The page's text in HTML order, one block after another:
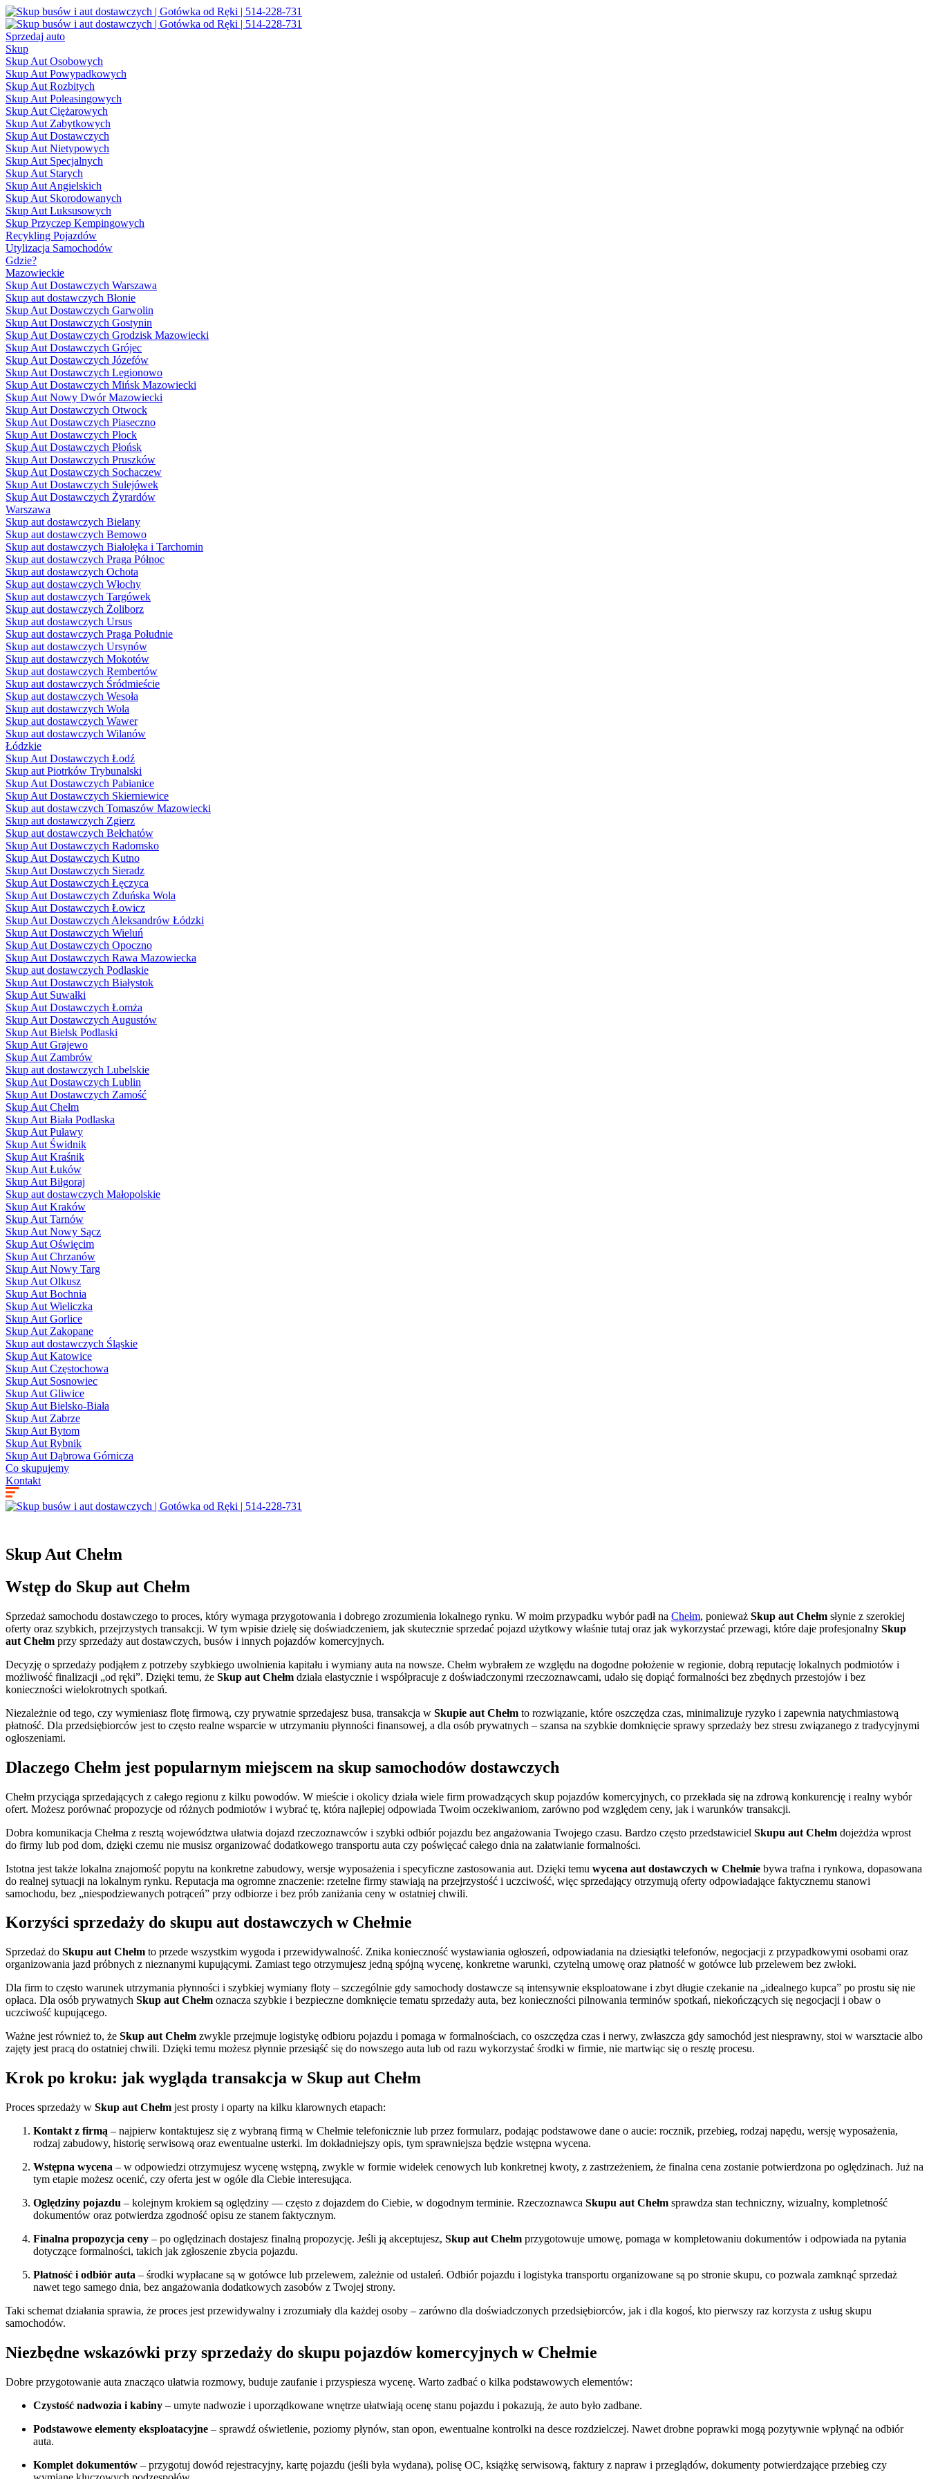
Sprzedaj auto
Skup
Skup Aut Osobowych
Skup Aut Powypadkowych
Skup Aut Rozbitych
Skup Aut Poleasingowych
Skup Aut Ciężarowych
Skup Aut Zabytkowych
Skup Aut Dostawczych
Skup Aut Nietypowych
Skup Aut Specjalnych
Skup Aut Starych
Skup Aut Angielskich
Skup Aut Skorodowanych
Skup Aut Luksusowych
Skup Przyczep Kempingowych
Recykling Pojazdów
Utylizacja Samochodów
Gdzie?
Mazowieckie
Skup Aut Dostawczych Warszawa
Skup aut dostawczych Błonie
Skup Aut Dostawczych Garwolin
Skup Aut Dostawczych Gostynin
Skup Aut Dostawczych Grodzisk Mazowiecki
Skup Aut Dostawczych Grójec
Skup Aut Dostawczych Józefów
Skup Aut Dostawczych Legionowo
Skup Aut Dostawczych Mińsk Mazowiecki
Skup Aut Nowy Dwór Mazowiecki
Skup Aut Dostawczych Otwock
Skup Aut Dostawczych Piaseczno
Skup Aut Dostawczych Płock
Skup Aut Dostawczych Płońsk
Skup Aut Dostawczych Pruszków
Skup Aut Dostawczych Sochaczew
Skup Aut Dostawczych Sulejówek
Skup Aut Dostawczych Żyrardów
Warszawa
Skup aut dostawczych Bielany
Skup aut dostawczych Bemowo
Skup aut dostawczych Białołęka i Tarchomin
Skup aut dostawczych Praga Północ
Skup aut dostawczych Ochota
Skup aut dostawczych Włochy
Skup aut dostawczych Targówek
Skup aut dostawczych Żoliborz
Skup aut dostawczych Ursus
Skup aut dostawczych Praga Południe
Skup aut dostawczych Ursynów
Skup aut dostawczych Mokotów
Skup aut dostawczych Rembertów
Skup aut dostawczych Śródmieście
Skup aut dostawczych Wesoła
Skup aut dostawczych Wola
Skup aut dostawczych Wawer
Skup aut dostawczych Wilanów
Łódzkie
Skup Aut Dostawczych Łodź
Skup aut Piotrków Trybunalski
Skup Aut Dostawczych Pabianice
Skup Aut Dostawczych Skierniewice
Skup aut dostawczych Tomaszów Mazowiecki
Skup aut dostawczych Zgierz
Skup aut dostawczych Bełchatów
Skup Aut Dostawczych Radomsko
Skup Aut Dostawczych Kutno
Skup Aut Dostawczych Sieradz
Skup Aut Dostawczych Łęczyca
Skup Aut Dostawczych Zduńska Wola
Skup Aut Dostawczych Łowicz
Skup Aut Dostawczych Aleksandrów Łódzki
Skup Aut Dostawczych Wieluń
Skup Aut Dostawczych Opoczno
Skup Aut Dostawczych Rawa Mazowiecka
Skup aut dostawczych Podlaskie
Skup Aut Dostawczych Białystok
Skup Aut Suwałki
Skup Aut Dostawczych Łomża
Skup Aut Dostawczych Augustów
Skup Aut Bielsk Podlaski
Skup Aut Grajewo
Skup Aut Zambrów
Skup aut dostawczych Lubelskie
Skup Aut Dostawczych Lublin
Skup Aut Dostawczych Zamość
Skup Aut Chełm
Skup Aut Biała Podlaska
Skup Aut Puławy
Skup Aut Świdnik
Skup Aut Kraśnik
Skup Aut Łuków
Skup Aut Biłgoraj
Skup aut dostawczych Małopolskie
Skup Aut Kraków
Skup Aut Tarnów
Skup Aut Nowy Sącz
Skup Aut Oświęcim
Skup Aut Chrzanów
Skup Aut Nowy Targ
Skup Aut Olkusz
Skup Aut Bochnia
Skup Aut Wieliczka
Skup Aut Gorlice
Skup Aut Zakopane
Skup aut dostawczych Śląskie
Skup Aut Katowice
Skup Aut Częstochowa
Skup Aut Sosnowiec
Skup Aut Gliwice
Skup Aut Bielsko-Biała
Skup Aut Zabrze
Skup Aut Bytom
Skup Aut Rybnik
Skup Aut Dąbrowa Górnicza
Co skupujemy
Kontakt
Skup Aut Chełm
Wstęp do Skup aut Chełm
Sprzedaż samochodu dostawczego to proces, który wymaga przygotowania i dobrego zrozumienia lokalnego rynku. W moim przypadku wybór padł na Chełm, ponieważ Skup aut Chełm słynie z szerokiej
oferty oraz szybkich, przejrzystych transakcji. W tym wpisie dzielę się doświadczeniem, jak skutecznie sprzedać pojazd użytkowy właśnie tutaj oraz jak wykorzystać przewagi, które daje profesjonalny Skup
aut Chełm przy sprzedaży aut dostawczych, busów i innych pojazdów komercyjnych.
Decyzję o sprzedaży podjąłem z potrzeby szybkiego uwolnienia kapitału i wymiany auta na nowsze. Chełm wybrałem ze względu na dogodne położenie w regionie, dobrą reputację lokalnych podmiotów i
możliwość finalizacji „od ręki”. Dzięki temu, że Skup aut Chełm działa elastycznie i współpracuje z doświadczonymi rzeczoznawcami, udało się dopiąć formalności bez zbędnych przestojów i bez
konieczności wielokrotnych spotkań.
Niezależnie od tego, czy wymieniasz flotę firmową, czy prywatnie sprzedajesz busa, transakcja w Skupie aut Chełm to rozwiązanie, które oszczędza czas, minimalizuje ryzyko i zapewnia natychmiastową
płatność. Dla przedsiębiorców jest to często realne wsparcie w utrzymaniu płynności finansowej, a dla osób prywatnych – szansa na szybkie domknięcie sprawy sprzedaży bez stresu związanego z tradycyjnymi
ogłoszeniami.
Dlaczego Chełm jest popularnym miejscem na skup samochodów dostawczych
Chełm przyciąga sprzedających z całego regionu z kilku powodów. W mieście i okolicy działa wiele firm prowadzących skup pojazdów komercyjnych, co przekłada się na zdrową konkurencję i realny wybór
ofert. Możesz porównać propozycje od różnych podmiotów i wybrać tę, która najlepiej odpowiada Twoim oczekiwaniom, zarówno pod względem ceny, jak i warunków transakcji.
Dobra komunikacja Chełma z resztą województwa ułatwia dojazd rzeczoznawców i szybki odbiór pojazdu bez angażowania Twojego czasu. Bardzo często przedstawiciel Skupu aut Chełm dojeżdża wprost
do firmy lub pod dom, dzięki czemu nie musisz organizować dodatkowego transportu auta czy poświęcać całego dnia na załatwianie formalności.
Istotna jest także lokalna znajomość popytu na konkretne zabudowy, wersje wyposażenia i specyficzne zastosowania aut. Dzięki temu wycena aut dostawczych w Chełmie bywa trafna i rynkowa, dopasowana
do realnej sytuacji na lokalnym rynku. Reputacja ma ogromne znaczenie: rzetelne firmy stawiają na przejrzystość i uczciwość, więc sprzedający otrzymują oferty odpowiadające faktycznemu stanowi
samochodu, bez „niespodziewanych potrąceń” przy odbiorze i bez prób zaniżania ceny w ostatniej chwili.
Korzyści sprzedaży do skupu aut dostawczych w Chełmie
Sprzedaż do Skupu aut Chełm to przede wszystkim wygoda i przewidywalność. Znika konieczność wystawiania ogłoszeń, odpowiadania na dziesiątki telefonów, negocjacji z przypadkowymi osobami oraz
organizowania jazd próbnych z nieznanymi kupującymi. Zamiast tego otrzymujesz jedną spójną wycenę, konkretne warunki, czytelną umowę oraz płatność w gotówce lub przelewem bez zwłoki.
Dla firm to często warunek utrzymania płynności i szybkiej wymiany floty – szczególnie gdy samochody dostawcze są intensywnie eksploatowane i zbyt długie czekanie na „idealnego kupca” po prostu się nie
opłaca. Dla osób prywatnych Skup aut Chełm oznacza szybkie i bezpieczne domknięcie tematu sprzedaży auta, bez konieczności pilnowania terminów spotkań, niekończących się negocjacji i obaw o
uczciwość kupującego.
Ważne jest również to, że Skup aut Chełm zwykle przejmuje logistykę odbioru pojazdu i pomaga w formalnościach, co oszczędza czas i nerwy, zwłaszcza gdy samochód jest niesprawny, stoi w warsztacie albo
zajęty jest pracą do ostatniej chwili. Dzięki temu możesz płynnie przesiąść się do nowszego auta lub od razu wykorzystać środki w firmie, nie martwiąc się o resztę procesu.
Krok po kroku: jak wygląda transakcja w Skup aut Chełm
Proces sprzedaży w Skup aut Chełm jest prosty i oparty na kilku klarownych etapach:
Kontakt z firmą – najpierw kontaktujesz się z wybraną firmą w Chełmie telefonicznie lub przez formularz, podając podstawowe dane o aucie: rocznik, przebieg, rodzaj napędu, wersję wyposażenia,
rodzaj zabudowy, historię serwisową oraz ewentualne usterki. Im dokładniejszy opis, tym sprawniejsza będzie wstępna wycena.
Wstępna wycena – w odpowiedzi otrzymujesz wycenę wstępną, zwykle w formie widełek cenowych lub konkretnej kwoty, z zastrzeżeniem, że finalna cena zostanie potwierdzona po oględzinach. Już na
tym etapie możesz ocenić, czy oferta jest w ogóle dla Ciebie interesująca.
Oględziny pojazdu – kolejnym krokiem są oględziny — często z dojazdem do Ciebie, w dogodnym terminie. Rzeczoznawca Skupu aut Chełm sprawdza stan techniczny, wizualny, kompletność
dokumentów oraz potwierdza zgodność opisu ze stanem faktycznym.
Finalna propozycja ceny – po oględzinach dostajesz finalną propozycję. Jeśli ją akceptujesz, Skup aut Chełm przygotowuje umowę, pomaga w kompletowaniu dokumentów i odpowiada na pytania
dotyczące formalności, takich jak zgłoszenie zbycia pojazdu.
Płatność i odbiór auta – środki wypłacane są w gotówce lub przelewem, zależnie od ustaleń. Odbiór pojazdu i logistyka transportu organizowane są po stronie skupu, co pozwala zamknąć sprzedaż
nawet tego samego dnia, bez angażowania dodatkowych zasobów z Twojej strony.
Taki schemat działania sprawia, że proces jest przewidywalny i zrozumiały dla każdej osoby – zarówno dla doświadczonych przedsiębiorców, jak i dla kogoś, kto pierwszy raz korzysta z usług skupu
samochodów.
Niezbędne wskazówki przy sprzedaży do skupu pojazdów komercyjnych w Chełmie
Dobre przygotowanie auta znacząco ułatwia rozmowy, buduje zaufanie i przyspiesza wycenę. Warto zadbać o kilka podstawowych elementów:
Czystość nadwozia i kabiny – umyte nadwozie i uporządkowane wnętrze ułatwiają ocenę stanu pojazdu i pokazują, że auto było zadbane.
Podstawowe elementy eksploatacyjne – sprawdź oświetlenie, poziomy płynów, stan opon, ewentualne kontrolki na desce rozdzielczej. Nawet drobne poprawki mogą pozytywnie wpłynąć na odbiór
auta.
Komplet dokumentów – przygotuj dowód rejestracyjny, kartę pojazdu (jeśli była wydana), polisę OC, książkę serwisową, faktury z napraw i przeglądów, dokumenty potwierdzające przebieg czy